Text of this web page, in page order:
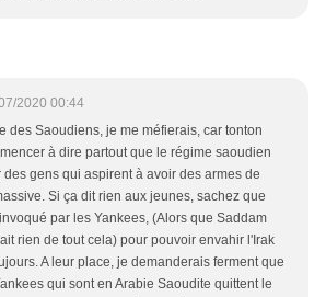
2020 00:44
des Saoudiens, je me méfierais, car tonton
à dire partout que le régime saoudien
des gens qui aspirent à avoir des armes de
Si ça dit rien aux jeunes, sachez que
par les Yankees, (Alors que Saddam
rien de tout cela) pour pouvoir envahir l'Irak
A leur place, je demanderais ferment que
qui sont en Arabie Saoudite quittent le